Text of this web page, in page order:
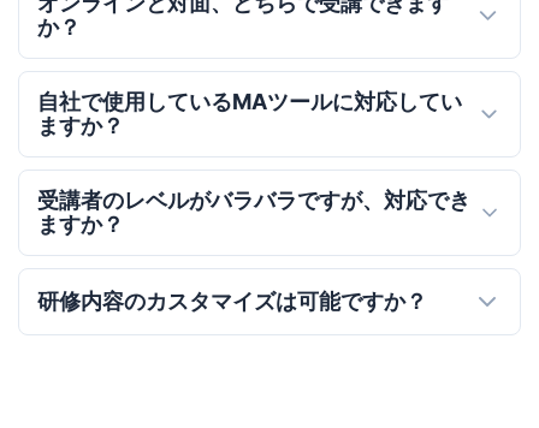
か？
自社で使用しているMAツールに対応してい
ますか？
受講者のレベルがバラバラですが、対応でき
ますか？
研修内容のカスタマイズは可能ですか？